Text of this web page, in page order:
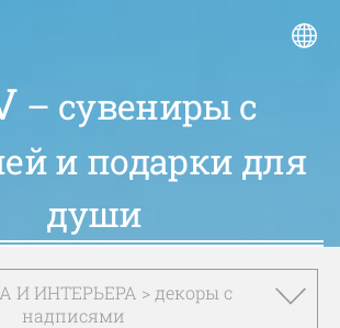
– сувениры с
и подарки для
души
И ИНТЕРЬЕРА > декоры с
надписями